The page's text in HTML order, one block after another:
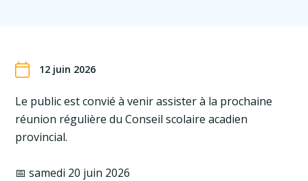
12 juin 2026
Le public est convié à venir assister à la prochaine
réunion régulière du Conseil scolaire acadien
provincial.
📅 samedi 20 juin 2026